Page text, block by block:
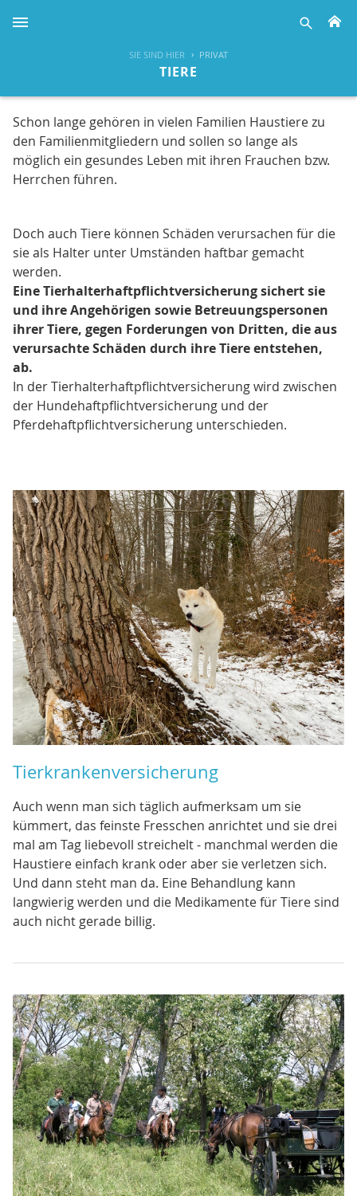
SIE SIND HIER PRIVAT
TIERE
Schon lange gehören in vielen Familien Haustiere zu
den Familienmitgliedern und sollen so lange als
möglich ein gesundes Leben mit ihren Frauchen bzw.
Herrchen führen.
Doch auch Tiere können Schäden verursachen für die
sie als Halter unter Umständen haftbar gemacht
werden.
Eine Tierhalterhaftpflichtversicherung sichert sie
und ihre Angehörigen sowie Betreuungspersonen
ihrer Tiere, gegen Forderungen von Dritten, die aus
verursachte Schäden durch ihre Tiere entstehen,
ab.
In der Tierhalterhaftpflichtversicherung wird zwischen
der Hundehaftpflichtversicherung und der
Pferdehaftpflichtversicherung unterschieden.
Tierkrankenversicherung
Auch wenn man sich täglich aufmerksam um sie
kümmert, das feinste Fresschen anrichtet und sie drei
mal am Tag liebevoll streichelt - manchmal werden die
Haustiere einfach krank oder aber sie verletzen sich.
Und dann steht man da. Eine Behandlung kann
langwierig werden und die Medikamente für Tiere sind
auch nicht gerade billig.